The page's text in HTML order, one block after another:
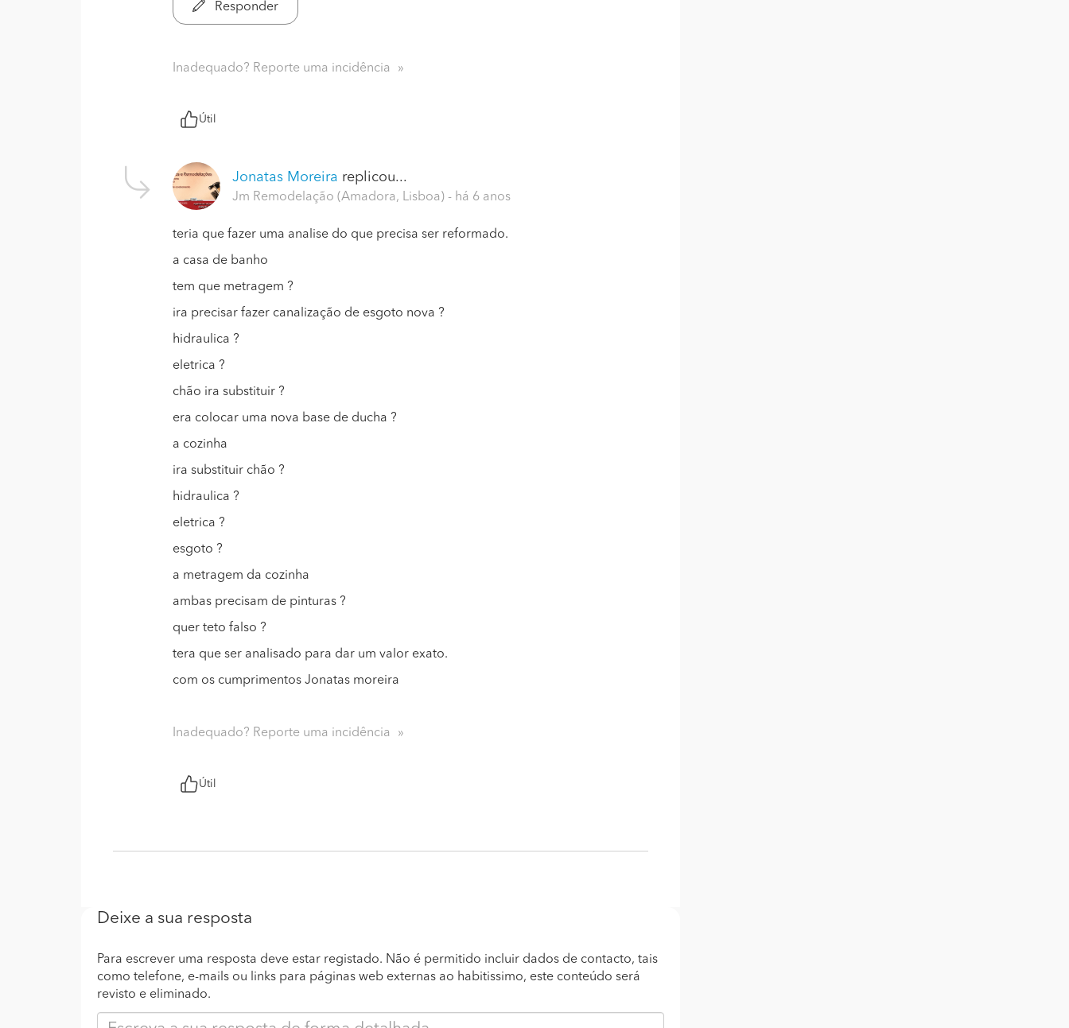
Responder
Inadequado? Reporte uma incidência
Útil
Jonatas Moreira replicou...
Jm Remodelação (Amadora, Lisboa) - há 6 anos
teria que fazer uma analise do que precisa ser reformado.
a casa de banho
tem que metragem ?
ira precisar fazer canalização de esgoto nova ?
hidraulica ?
eletrica ?
chão ira substituir ?
era colocar uma nova base de ducha ?
a cozinha
ira substituir chão ?
hidraulica ?
eletrica ?
esgoto ?
a metragem da cozinha
ambas precisam de pinturas ?
quer teto falso ?
tera que ser analisado para dar um valor exato.
com os cumprimentos Jonatas moreira
Inadequado? Reporte uma incidência
Útil
Deixe a sua resposta
Para escrever uma resposta deve estar registado. Não é permitido incluir dados de contacto, tais
como telefone, e-mails ou links para páginas web externas ao habitissimo, este conteúdo será
revisto e eliminado.